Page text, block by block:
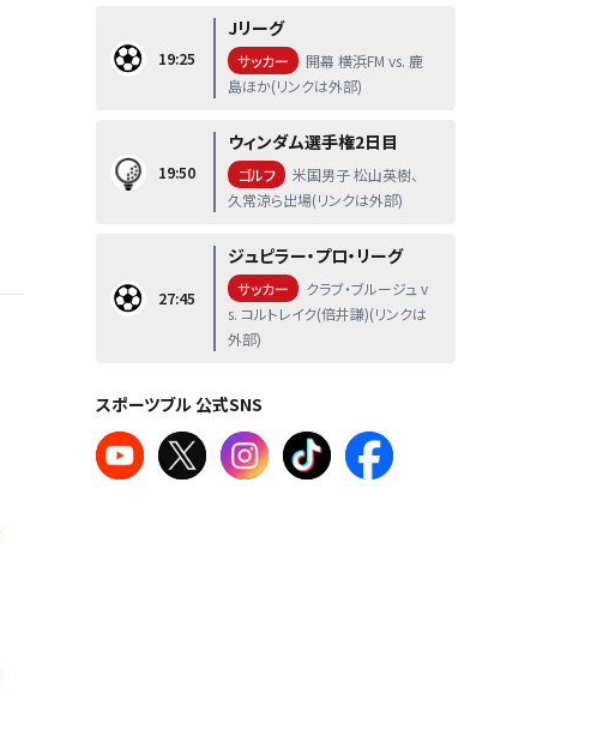
19:25
Jリーグ
サッカー
開幕 横浜FM vs. 鹿
島ほか(リンクは外部)
19:50
ウィンダム選手権2日目
ゴルフ
米国男子 松山英樹、
久常涼ら出場(リンクは外部)
27:45
ジュピラー・プロ・リーグ
サッカー
クラブ・ブルージュ v
s. コルトレイク(倍井謙)(リンクは
外部)
スポーツブル 公式SNS